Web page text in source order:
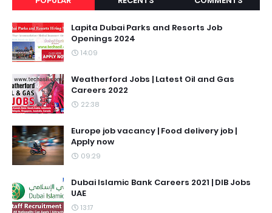
Lapita Dubai Parks and Resorts Job
Openings 2024
14:09
Weatherford Jobs | Latest Oil and Gas
Careers 2022
22:38
Europe job vacancy | Food delivery job |
Apply now
09:29
Dubai Islamic Bank Careers 2021 | DIB Jobs
UAE
13:17